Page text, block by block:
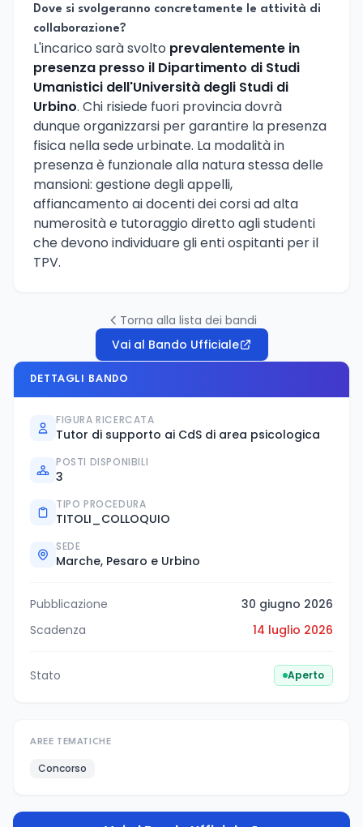
Dove si svolgeranno concretamente le attività di
collaborazione?
L'incarico sarà svolto prevalentemente in
presenza presso il Dipartimento di Studi
Umanistici dell'Università degli Studi di
Urbino. Chi risiede fuori provincia dovrà
dunque organizzarsi per garantire la presenza
fisica nella sede urbinate. La modalità in
presenza è funzionale alla natura stessa delle
mansioni: gestione degli appelli,
affiancamento ai docenti dei corsi ad alta
numerosità e tutoraggio diretto agli studenti
che devono individuare gli enti ospitanti per il
TPV.
Torna alla lista dei bandi
Vai al Bando Ufficiale
DETTAGLI BANDO
FIGURA RICERCATA
Tutor di supporto ai CdS di area psicologica
POSTI DISPONIBILI
3
TIPO PROCEDURA
TITOLI_COLLOQUIO
SEDE
Marche, Pesaro e Urbino
Pubblicazione
30 giugno 2026
Scadenza
14 luglio 2026
Stato Aperto
AREE TEMATICHE
Concorso